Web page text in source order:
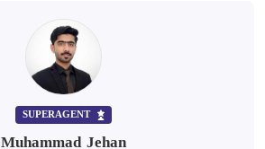
SUPERAGENT
Muhammad Jehan